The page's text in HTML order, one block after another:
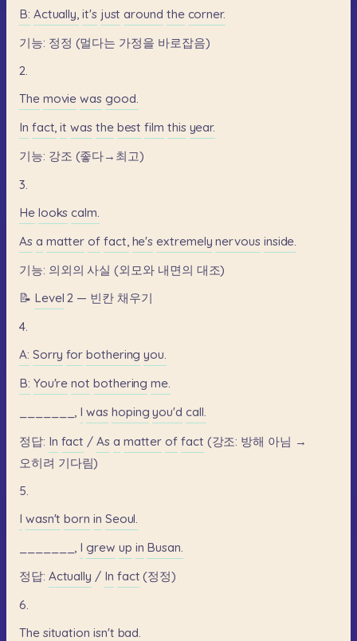
B: Actually, it's just around the corner.
기능: 정정 (멀다는 가정을 바로잡음)
2.
The movie was good.
In fact, it was the best film this year.
기능: 강조 (좋다→최고)
3.
He looks calm.
As a matter of fact, he's extremely nervous inside.
기능: 의외의 사실 (외모와 내면의 대조)
📝 Level 2 — 빈칸 채우기
4.
A: Sorry for bothering you.
B: You're not bothering me.
_______, I was hoping you'd call.
정답: In fact / As a matter of fact (강조: 방해 아님 →
오히려 기다림)
5.
I wasn't born in Seoul.
_______, I grew up in Busan.
정답: Actually / In fact (정정)
6.
The situation isn't bad.